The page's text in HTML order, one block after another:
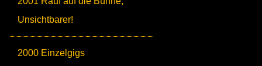
Unsichtbarer!
2000 Einzelgigs